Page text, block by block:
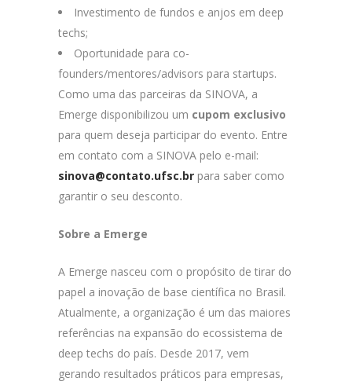
Investimento de fundos e anjos em deep
techs;
Oportunidade para co-
founders/mentores/advisors para startups.
Como uma das parceiras da SINOVA, a
Emerge disponibilizou um cupom exclusivo
para quem deseja participar do evento. Entre
em contato com a SINOVA pelo e-mail:
sinova@contato.ufsc.br para saber como
garantir o seu desconto.
Sobre a Emerge
A Emerge nasceu com o propósito de tirar do
papel a inovação de base científica no Brasil.
Atualmente, a organização é um das maiores
referências na expansão do ecossistema de
deep techs do país. Desde 2017, vem
gerando resultados práticos para empresas,